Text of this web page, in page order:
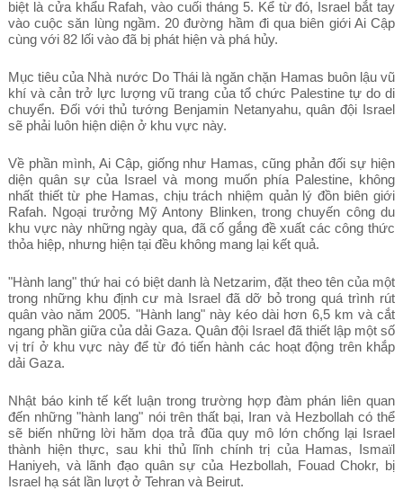
biệt là cửa khẩu Rafah, vào cuối tháng 5. Kể từ đó, Israel bắt tay
vào cuộc săn lùng ngầm. 20 đường hầm đi qua biên giới Ai Cập
cùng với 82 lối vào đã bị phát hiện và phá hủy.
Mục tiêu của Nhà nước Do Thái là ngăn chặn Hamas buôn lậu vũ
khí và cản trở lực lượng vũ trang của tổ chức Palestine tự do di
chuyển. Đối với thủ tướng Benjamin Netanyahu, quân đội Israel
sẽ phải luôn hiện diện ở khu vực này.
Về phần mình, Ai Cập, giống như Hamas, cũng phản đối sự hiện
diện quân sự của Israel và mong muốn phía Palestine, không
nhất thiết từ phe Hamas, chịu trách nhiệm quản lý đồn biên giới
Rafah. Ngoại trưởng Mỹ Antony Blinken, trong chuyến công du
khu vực này những ngày qua, đã cố gắng đề xuất các công thức
thỏa hiệp, nhưng hiện tại đều không mang lại kết quả.
"Hành lang" thứ hai có biệt danh là Netzarim, đặt theo tên của một
trong những khu định cư mà Israel đã dỡ bỏ trong quá trình rút
quân vào năm 2005. "Hành lang" này kéo dài hơn 6,5 km và cắt
ngang phần giữa của dải Gaza. Quân đội Israel đã thiết lập một số
vị trí ở khu vực này để từ đó tiến hành các hoạt động trên khắp
dải Gaza.
Nhật báo kinh tế kết luận trong trường hợp đàm phán liên quan
đến những "hành lang" nói trên thất bại, Iran và Hezbollah có thể
sẽ biến những lời hăm dọa trả đũa quy mô lớn chống lại Israel
thành hiện thực, sau khi thủ lĩnh chính trị của Hamas, Ismaïl
Haniyeh, và lãnh đạo quân sự của Hezbollah, Fouad Chokr, bị
Israel hạ sát lần lượt ở Tehran và Beirut.